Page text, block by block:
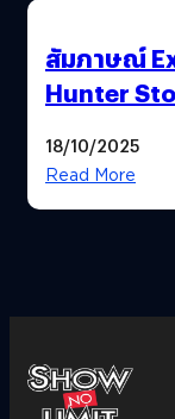
สัมภาษณ์
Hunter
สวยฉ่ำ !
18/10/2025
Read More